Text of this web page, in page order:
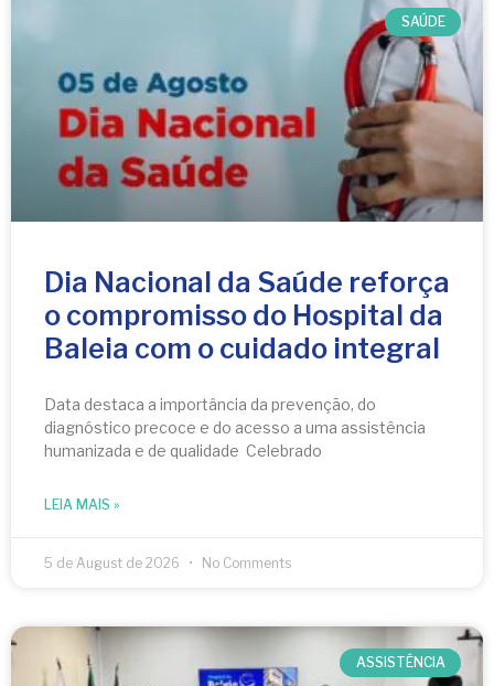
SAÚDE
Dia Nacional da Saúde reforça
o compromisso do Hospital da
Baleia com o cuidado integral
Data destaca a importância da prevenção, do
diagnóstico precoce e do acesso a uma assistência
humanizada e de qualidade Celebrado
LEIA MAIS »
5 de August de 2026 No Comments
ASSISTÊNCIA